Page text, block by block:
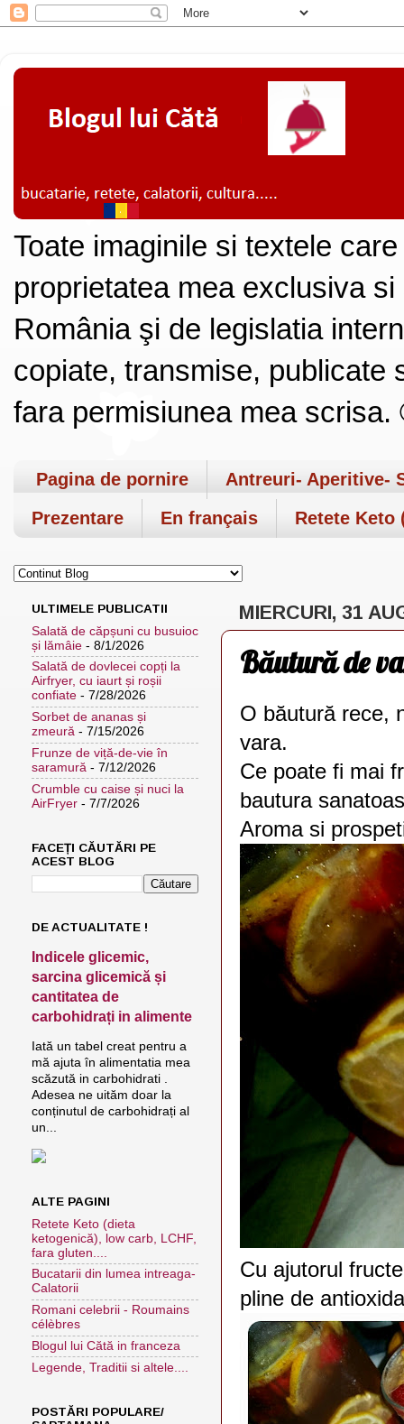
Toate imaginile si textele
proprietatea mea exclusiva
România şi de legislatia
copiate, transmise, publicate
fara permisiunea mea
Pagina de pornire
Antreuri- Aperitive-
Prezentare
En français Retete Keto
MIERCURI, 31
Băutură de
O băutură rece,
vara.
Ce poate fi mai
bautura
Aroma si
Cu ajutorul
pline de
ULTIMELE PUBLICATII
Salată de căpșuni cu busuioc
și lămâie - 8/1/2026
Salată de dovlecei copți la
Airfryer, cu iaurt și roșii
confiate - 7/28/2026
Sorbet de ananas și
zmeură - 7/15/2026
Frunze de viță-de-vie în
saramură - 7/12/2026
Crumble cu caise și nuci la
AirFryer - 7/7/2026
FACEȚI CĂUTĂRI PE
ACEST BLOG
DE ACTUALITATE !
Indicele glicemic,
sarcina glicemică și
cantitatea de
carbohidrați in alimente
Iată un tabel creat pentru a
mă ajuta în alimentatia mea
scăzută in carbohidrati .
Adesea ne uităm doar la
conținutul de carbohidrați al
un...
ALTE PAGINI
Retete Keto (dieta
ketogenică), low carb, LCHF,
fara gluten....
Bucatarii din lumea intreaga-
Calatorii
Romani celebrii - Roumains
célèbres
Blogul lui Cătă in franceza
Legende, Traditii si altele....
POSTĂRI POPULARE/